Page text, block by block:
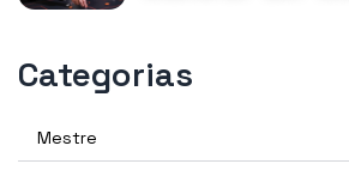
Categorias
Mestre